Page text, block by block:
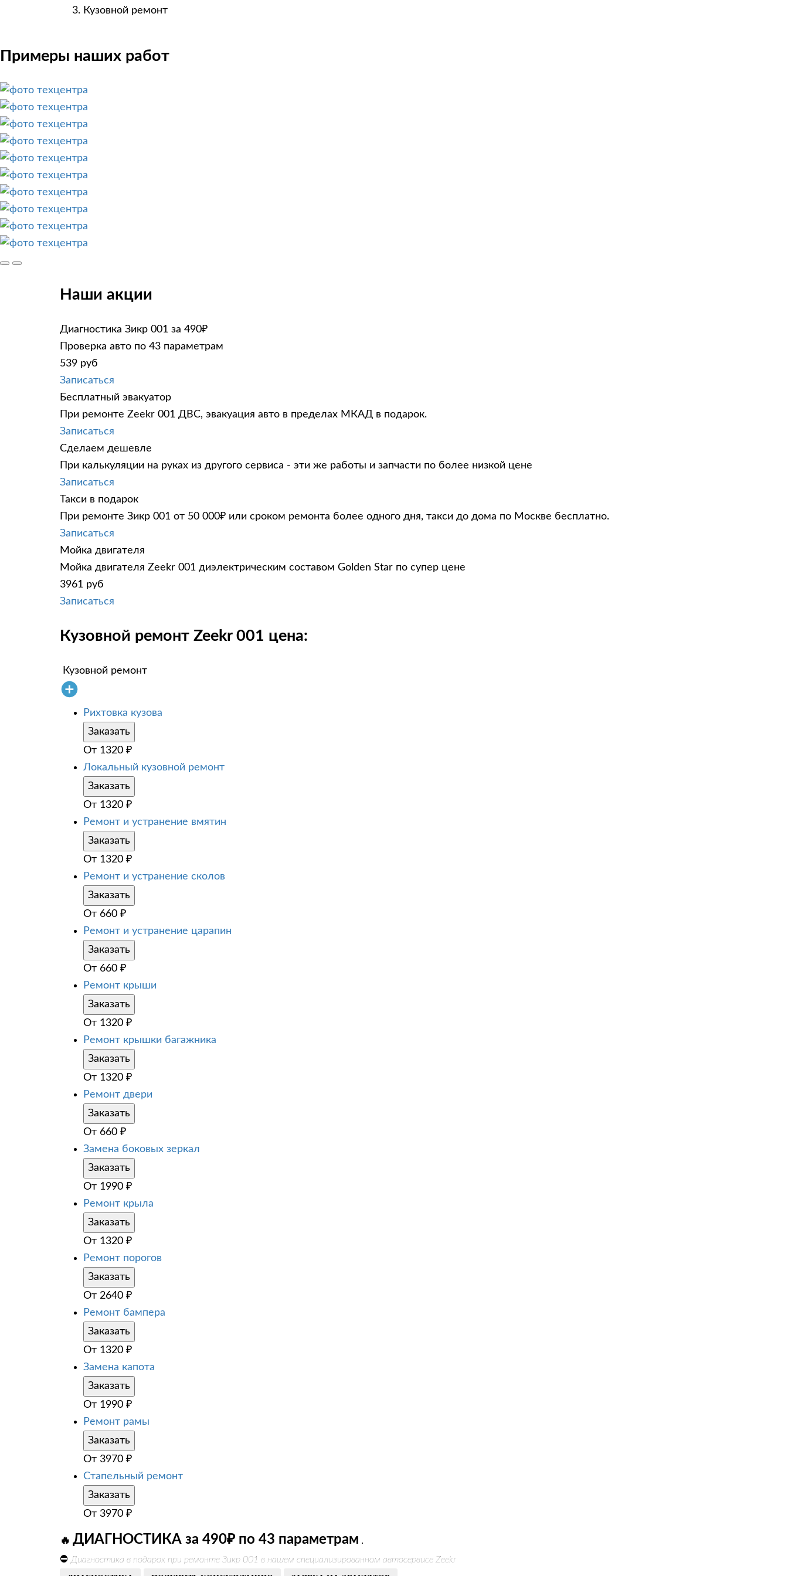
Кузовной ремонт
Примеры наших работ
Наши акции
Диагностика Зикр 001 за 490₽
Проверка авто по 43 параметрам
539 руб
Записаться
Бесплатный эвакуатор
При ремонте Zeekr 001 ДВС, эвакуация авто в пределах МКАД в подарок.
Записаться
Сделаем дешевле
При калькуляции на руках из другого сервиса - эти же работы и запчасти по более низкой цене
Записаться
Такси в подарок
При ремонте Зикр 001 от 50 000₽ или сроком ремонта более одного дня, такси до дома по Москве бесплатно.
Записаться
Мойка двигателя
Мойка двигателя Zeekr 001 диэлектрическим составом Golden Star по супер цене
3961 руб
Записаться
Кузовной ремонт Zeekr 001 цена:
Кузовной ремонт
Рихтовка кузова
Заказать
От 1320 ₽
Локальный кузовной ремонт
Заказать
От 1320 ₽
Ремонт и устранение вмятин
Заказать
От 1320 ₽
Ремонт и устранение сколов
Заказать
От 660 ₽
Ремонт и устранение царапин
Заказать
От 660 ₽
Ремонт крыши
Заказать
От 1320 ₽
Ремонт крышки багажника
Заказать
От 1320 ₽
Ремонт двери
Заказать
От 660 ₽
Замена боковых зеркал
Заказать
От 1990 ₽
Ремонт крыла
Заказать
От 1320 ₽
Ремонт порогов
Заказать
От 2640 ₽
Ремонт бампера
Заказать
От 1320 ₽
Замена капота
Заказать
От 1990 ₽
Ремонт рамы
Заказать
От 3970 ₽
Стапельный ремонт
Заказать
От 3970 ₽
🔥 ДИАГНОСТИКА за 490₽ по 43 параметрам .
⛔ Диагностика в подарок при ремонте Зикр 001 в нашем специализированном автосервисе Zeekr